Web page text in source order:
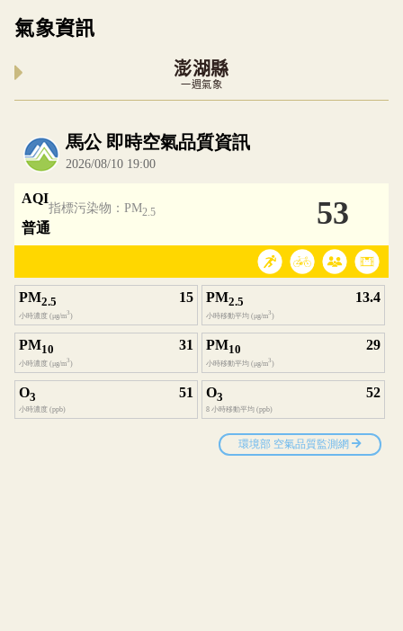
氣象資訊
澎湖縣
一週氣象
內嵌空氣品質小工具為視覺預覽，完整即時空